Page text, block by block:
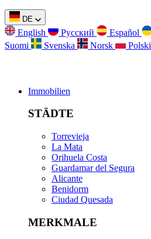
DE
English Русский Español
Suomi
Svenska Norsk Polski
Immobilien
STÄDTE
Torrevieja
La Mata
Orihuela Costa
Guardamar del Segura
Alicante
Benidorm
Ciudad Quesada
MERKMALE